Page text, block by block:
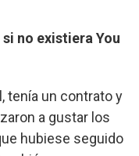
no existiera You
tenía un contrato y
a gustar los
hubiese seguido